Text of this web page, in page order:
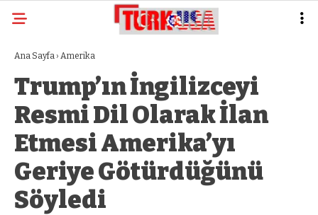
Ana Sayfa › Amerika
Trump’ın İngilizceyi
Resmi Dil Olarak İlan
Etmesi Amerika’yı
Geriye Götürdüğünü
Söyledi